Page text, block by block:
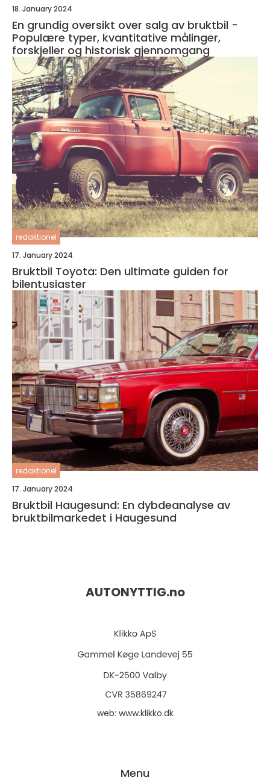
18. January 2024
En grundig oversikt over salg av bruktbil -
Populære typer, kvantitative målinger,
forskjeller og historisk gjennomgang
redaktionel
17. January 2024
Bruktbil Toyota: Den ultimate guiden for
bilentusiaster
redaktionel
17. January 2024
Bruktbil Haugesund: En dybdeanalyse av
bruktbilmarkedet i Haugesund
AUTONYTTIG.no
web: www.klikko.dk
Menu